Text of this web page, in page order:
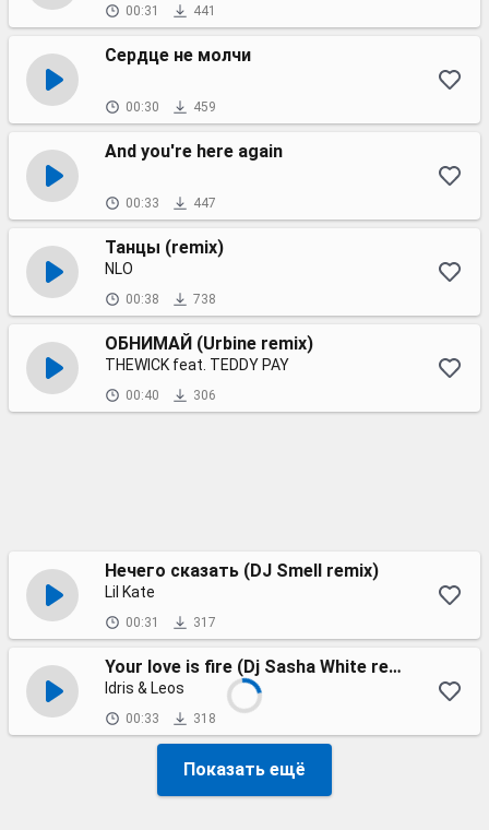
00:31 441
Сердце не молчи
00:30 459
And you're here again
00:33 447
Танцы (remix)
NLO
00:38 738
ОБНИМАЙ (Urbine remix)
THEWICK feat. TEDDY PAY
00:40 306
Нечего сказать (DJ Smell remix)
Lil Kate
00:31 317
Your love is fire (Dj Sasha White remix) 2023
Idris & Leos
00:33 318
Показать ещё